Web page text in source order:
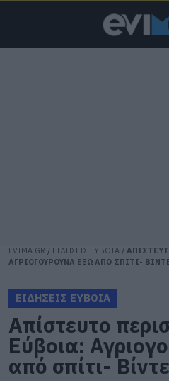
EVIMA.GR / ΕΙΔΗΣΕΙΣ ΕΥΒΟΙΑ /
ΑΓΡΙΟΓΟΥΡΟΥΝΑ ΕΞΩ ΑΠΟ ΣΠΙΤΙ-
ΕΙΔΗΣΕΙΣ ΕΥΒΟΙΑ
Απίστευτο
Εύβοια:
από σπίτι-